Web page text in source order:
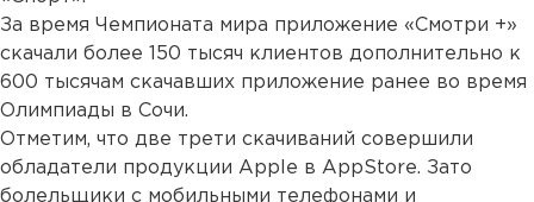
За время Чемпионата мира приложение «Смотри +»
скачали более 150 тысяч клиентов дополнительно к
600 тысячам скачавших приложение ранее во время
Олимпиады в Сочи.
Отметим, что две трети скачиваний совершили
обладатели продукции Apple в AppStore. Зато
болельщики с мобильными телефонами и